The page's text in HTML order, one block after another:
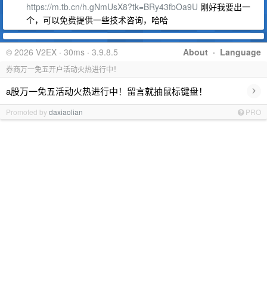
https://m.tb.cn/h.gNmUsX8?tk=BRy43fbOa9U 刚好我要出一
个，可以免费提供一些技术咨询，哈哈
About · Language
© 2026 V2EX · 30ms · 3.9.8.5
券商万一免五开户活动火热进行中！
a股万一免五活动火热进行中！留言就抽鼠标键盘！ ›
Promoted bydaxiaolian PRO